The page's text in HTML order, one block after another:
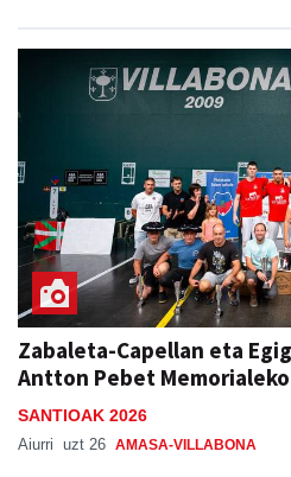
Zabaleta-Capellan eta
Antton Pebet
SANTIOAK 2026
Aiurri uzt 26 AMASA-VILLABONA